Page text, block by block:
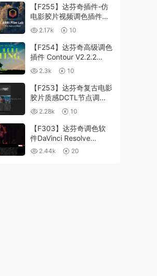
【F255】达芬奇插件-仿
电影胶片视频调色插件
ARRI Film Lab 1.0.10 Win
2.17k 10
【F254】达芬奇高级调色
插件 Contour V2.2.2
WinMac 含使用教程
2.3k 10
【F253】达芬奇复古电影
胶片质感DCTL节点调色
预设 MonoNodes LOOK
LAB PRINT V4.0
2.28k 10
【F303】达芬奇调色软
件DaVinci Resolve
Studio21.0.3 中文版
2.44k 20